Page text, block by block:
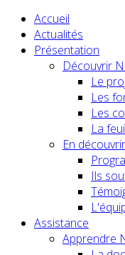
Accueil
Actualités
Présentation
Découvrir
Le
Les
Les
La
En
Ils
Assistance
Apprendre